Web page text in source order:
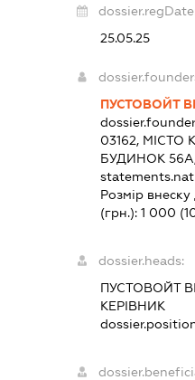
25.05.25
ПУСТОВОЙТ
03162, МІСТО
БУДИНОК
Розмір
(грн.): 1 000
dossier.heads:
ПУСТОВОЙТ
КЕРІВНИК